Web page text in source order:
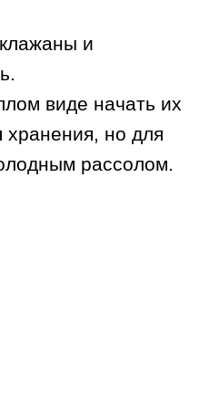
и
виде начать их
хранения, но для
рассолом.